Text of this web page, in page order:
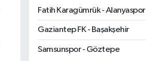
Fatih Karagümrük - Alanyaspor
Gaziantep FK - Başakşehir
Samsunspor - Göztepe